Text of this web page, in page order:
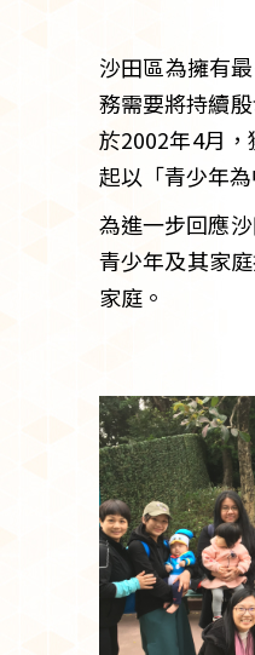
沙田區為擁有
務需要將持續
於2002年4月
起以「青少年
為進一步回應
青少年及其家
家庭。